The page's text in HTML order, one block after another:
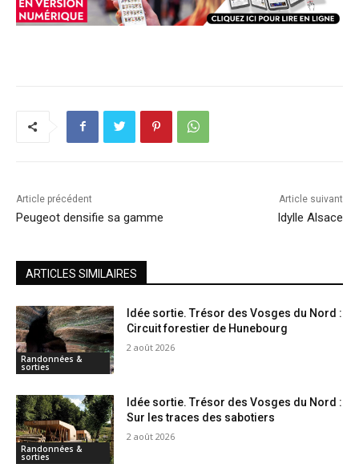
Article précédent
Peugeot densifie sa gamme
Article suivant
Idylle Alsace
ARTICLES SIMILAIRES
Randonnées &
sorties
Idée sortie. Trésor des Vosges du Nord :
Circuit forestier de Hunebourg
2 août 2026
Randonnées &
sorties
Idée sortie. Trésor des Vosges du Nord :
Sur les traces des sabotiers
2 août 2026